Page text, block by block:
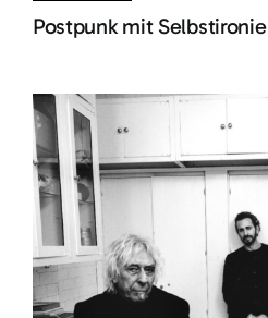
Postpunk mit Selbstironie